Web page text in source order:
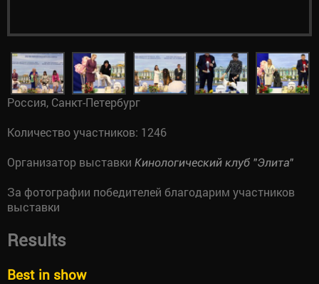
Россия, Санкт-Петербург
Количество участников: 1246
Организатор выставки Кинологический клуб "Элита"
За фотографии победителей благодарим участников
выставки
Results
Best in show